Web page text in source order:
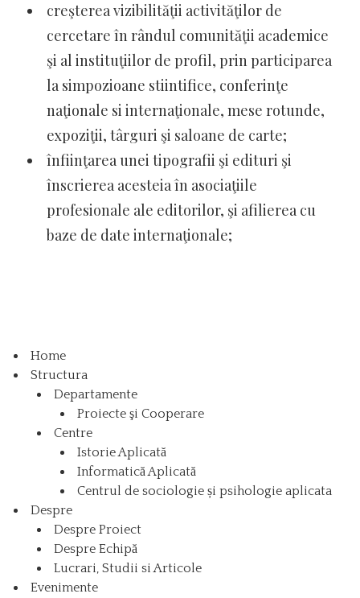
creşterea vizibilităţii activităţilor de
cercetare în rândul comunităţii academice
şi al instituţiilor de profil, prin participarea
la simpozioane stiintifice, conferinţe
naţionale si internaţionale, mese rotunde,
expoziţii, târguri şi saloane de carte;
înfiinţarea unei tipografii şi edituri şi
înscrierea acesteia în asociaţiile
profesionale ale editorilor, şi afilierea cu
baze de date internaţionale;
Home
Structura
Departamente
Proiecte şi Cooperare
Centre
Istorie Aplicată
Informatică Aplicată
Centrul de sociologie și psihologie aplicata
Despre
Despre Proiect
Despre Echipă
Lucrari, Studii si Articole
Evenimente